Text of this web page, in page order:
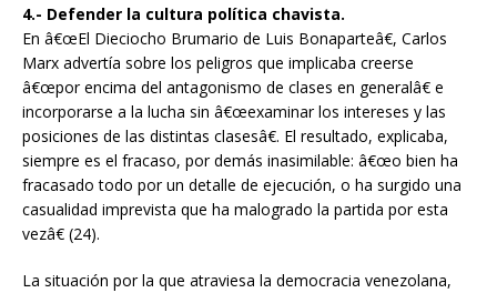
4.- Defender la cultura política chavista.
En â€œEl Dieciocho Brumario de Luis Bonaparteâ€, Carlos
Marx advertía sobre los peligros que implicaba creerse
â€œpor encima del antagonismo de clases en generalâ€ e
incorporarse a la lucha sin â€œexaminar los intereses y las
posiciones de las distintas clasesâ€. El resultado, explicaba,
siempre es el fracaso, por demás inasimilable: â€œo bien ha
fracasado todo por un detalle de ejecución, o ha surgido una
casualidad imprevista que ha malogrado la partida por esta
vezâ€ (24).
La situación por la que atraviesa la democracia venezolana,